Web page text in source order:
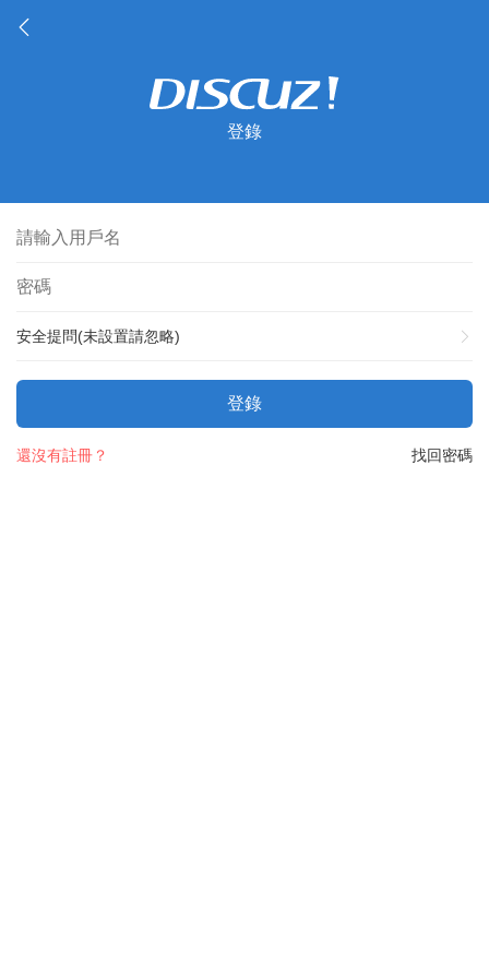
登錄
安全提問(未設置請忽略)
登錄
找回密碼
還沒有註冊？